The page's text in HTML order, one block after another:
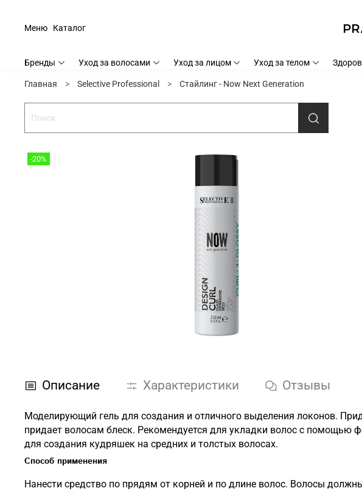
Каталог
Меню
Бренды Уход за волосами Уход за лицом Уход за телом
Главная Selective Professional Стайлинг - Now Next Generation
-20%
Описание Характеристики Отзывы
Моделирующий гель для создания и отличного выделения локонов.
придает волосам блеск. Рекомендуется для укладки волос с помощью
для создания кудряшек на средних и толстых волосах.
Способ применения
Нанести средство по прядям от корней и по длине волос. Волосы